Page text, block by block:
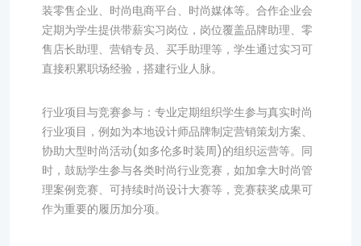
装零售企业、时尚电商平台、时尚媒体等。合作企业会
定期为学生提供带薪实习岗位，岗位覆盖品牌助理、零
售店长助理、营销专员、买手助理等，学生通过实习可
直接积累职场经验，搭建行业人脉。
行业项目与竞赛参与：专业定期组织学生参与真实时尚
行业项目，例如为本地设计师品牌制定营销策划方案、
协助大型时尚活动(如多伦多时装周)的组织运营等。同
时，鼓励学生参与各类时尚行业竞赛，如加拿大时尚管
理案例竞赛、可持续时尚设计大赛等，竞赛获奖成果可
作为重要的履历加分项。